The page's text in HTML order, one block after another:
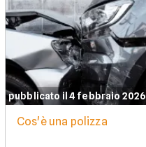
pubblicato il 4 febbraio 2026
Cos'è una polizza